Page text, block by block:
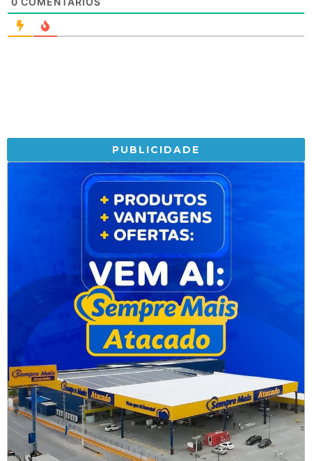
PUBLICIDADE